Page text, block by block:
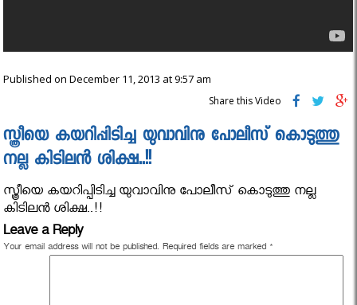
Published on December 11, 2013 at 9:57 am
Share this Video
സ്ത്രീയെ കയറിപ്പിടിച്ച യുവാവിനു പോലീസ് കൊടുത്തു
നല്ല കിടിലൻ ശിക്ഷ..!!
സ്ത്രീയെ കയറിപ്പിടിച്ച യുവാവിനു പോലീസ് കൊടുത്തു നല്ല
കിടിലൻ ശിക്ഷ..!!
Leave a Reply
Your email address will not be published. Required fields are marked *